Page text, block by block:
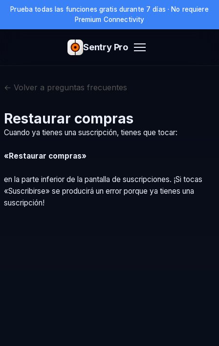
Prueba todas las funciones gratis durante 7 días · No requiere
Premium Connectivity
Sentry Pro
← Volver a preguntas frecuentes
Restaurar compras
Cuando ya tienes una suscripción, tienes que tocar:
«Restaurar compras»
en la parte inferior de la pantalla de suscripciones. ¡Si tocas
«Suscribirse» se producirá un error porque ya tienes una
suscripción!